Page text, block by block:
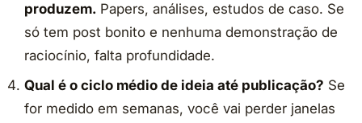
produzem. Papers, análises, estudos de caso. Se
só tem post bonito e nenhuma demonstração de
raciocínio, falta profundidade.
Qual é o ciclo médio de ideia até publicação? Se
for medido em semanas, você vai perder janelas